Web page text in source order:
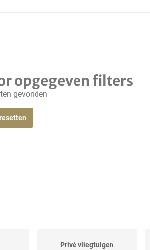
opgegeven filters
gevonden
Privé vliegtuigen